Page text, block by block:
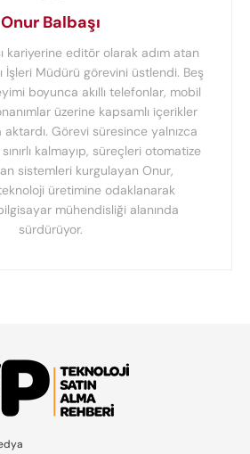
Onur Balbaşı
kariyerine editör olarak adım atan
İşleri Müdürü görevini üstlendi. Beş
boyunca akıllı telefonlar, mobil
üzerine kapsamlı içerikler
Görevi süresince yalnızca
kalmayıp, süreçleri otomatize
sistemleri kurgulayan Onur,
üretimine odaklanarak
mühendisliği alanında
sürdürüyor.